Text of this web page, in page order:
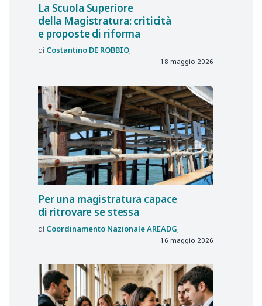
La Scuola Superiore
della Magistratura: criticità
e proposte di riforma
Costantino DE ROBBIO
18 maggio 2026
Per una magistratura capace
di ritrovare se stessa
Coordinamento NazionaleAREADG
16 maggio 2026